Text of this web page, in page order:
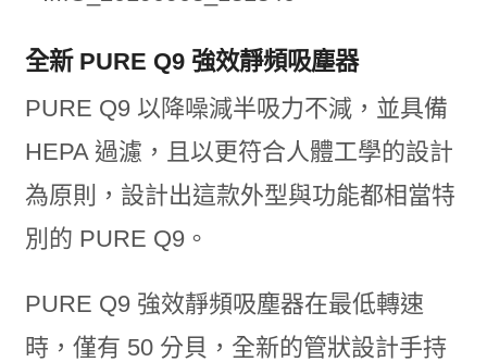
全新 PURE Q9 強效靜頻吸塵器
PURE Q9 以降噪減半吸力不減，並具備
HEPA 過濾，且以更符合人體工學的設計
為原則，設計出這款外型與功能都相當特
別的 PURE Q9。
PURE Q9 強效靜頻吸塵器在最低轉速
時，僅有 50 分貝，全新的管狀設計手持